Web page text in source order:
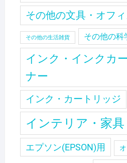
その他の文具・オフ
その他の生活雑貨 その他の科
インク・インクカ
ナー
インク・カートリッジ
インテリア・家具
エプソン(EPSON)用